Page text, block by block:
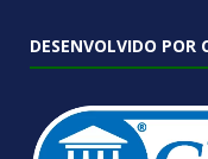
DESENVOLVIDO POR